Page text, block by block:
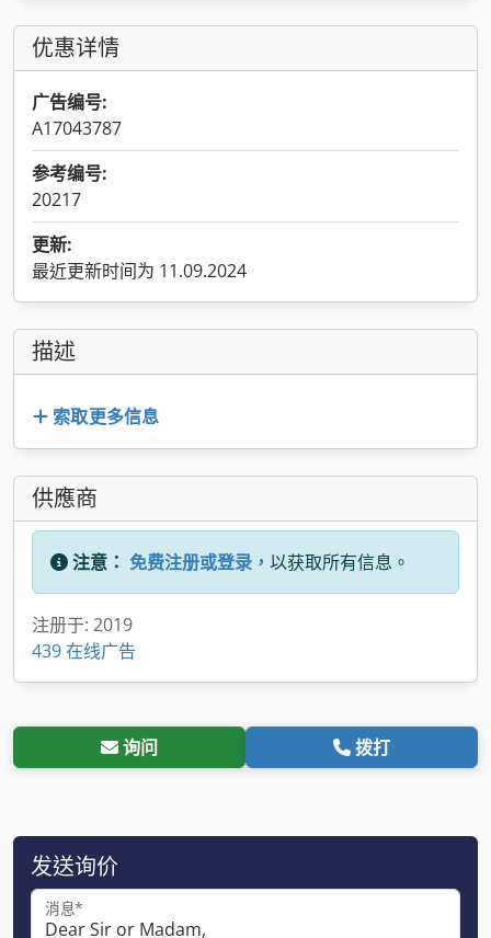
优惠详情
广告编号:
A17043787
参考编号:
20217
更新:
最近更新时间为 11.09.2024
描述
索取更多信息
供應商
注意： 免费注册或登录， 以获取所有信息。
注册于: 2019
439 在线广告
询问 拨打
发送询价
消息*